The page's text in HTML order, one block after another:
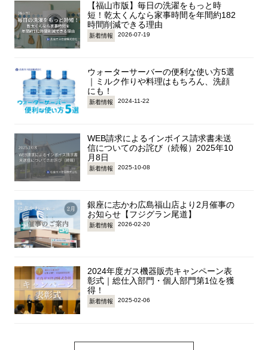
【福山市版】毎日の洗濯をもっと時
短！乾太くんなら家事時間を年間約182
時間削減できる理由
新着情報 2026-07-19
ウォーターサーバーの便利な使い方5選
｜ミルク作りや料理はもちろん、洗顔
にも！
新着情報 2024-11-22
WEB請求によるインボイス請求書未送
信についてのお詫び（続報）2025年10
月8日
新着情報 2025-10-08
銀座に志かわ広島福山店より2月催事の
お知らせ【フジグラン尾道】
新着情報 2026-02-20
2024年度ガス機器販売キャンペーン表
彰式｜総仕入部門・個人部門第1位を獲
得！
新着情報 2025-02-06